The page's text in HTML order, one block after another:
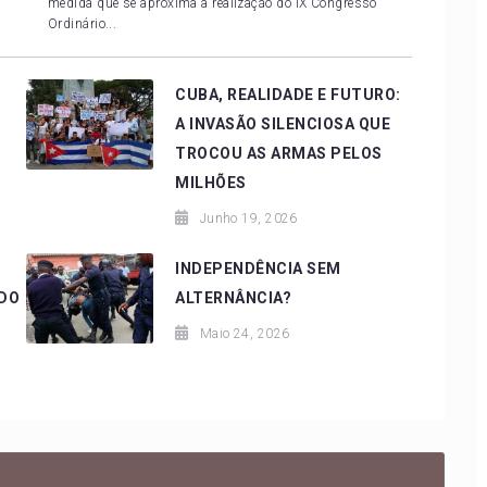
medida que se aproxima a realização do IX Congresso
Ordinário...
CUBA, REALIDADE E FUTURO:
A INVASÃO SILENCIOSA QUE
TROCOU AS ARMAS PELOS
MILHÕES
Junho 19, 2026
INDEPENDÊNCIA SEM
ALTERNÂNCIA?
Maio 24, 2026